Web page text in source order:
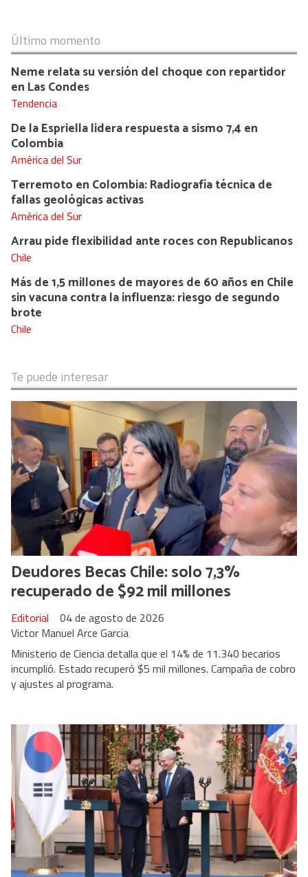
Último momento
Neme relata su versión del choque con repartidor
en Las Condes
Tendencia
De la Espriella lidera respuesta a sismo 7,4 en
Colombia
América del Sur
Terremoto en Colombia: Radiografía técnica de
fallas geológicas activas
América del Sur
Arrau pide flexibilidad ante roces con Republicanos
Chile
Más de 1,5 millones de mayores de 60 años en Chile
sin vacuna contra la influenza: riesgo de segundo
brote
Chile
Te puede interesar
Deudores Becas Chile: solo 7,3%
recuperado de $92 mil millones
Victor Manuel Arce Garcia
Editorial 04 de agosto de 2026
Ministerio de Ciencia detalla que el 14% de 11.340 becarios
incumplió. Estado recuperó $5 mil millones. Campaña de cobro
y ajustes al programa.